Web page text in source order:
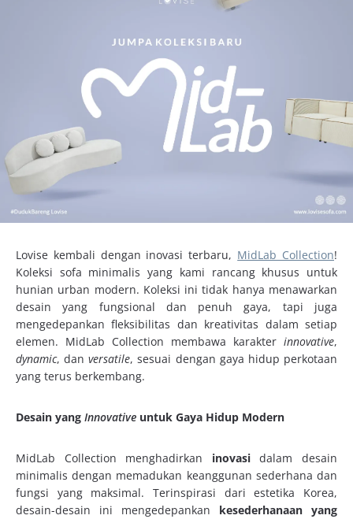
Lovise kembali dengan inovasi terbaru, MidLab Collection!
Koleksi sofa minimalis yang kami rancang khusus untuk
hunian urban modern. Koleksi ini tidak hanya menawarkan
desain yang fungsional dan penuh gaya, tapi juga
mengedepankan fleksibilitas dan kreativitas dalam setiap
elemen. MidLab Collection membawa karakter innovative,
dynamic, danversatile, sesuai dengan gaya hidup perkotaan
yang terus berkembang.
Desain yang Innovative untuk Gaya Hidup Modern
MidLab Collection menghadirkan inovasidalam desain
minimalis dengan memadukan keanggunan sederhana dan
fungsi yang maksimal. Terinspirasi dari estetika Korea,
desain-desain ini mengedepankan kesederhanaan yang